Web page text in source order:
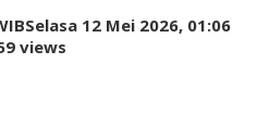
Selasa 12 Mei 2026, 01:06
views